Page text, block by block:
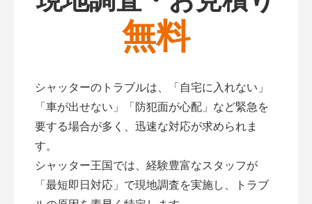
無料
シャッターのトラブルは、「自宅に入れない」
「車が出せない」「防犯面が心配」など緊急を
要する場合が多く、迅速な対応が求められま
す。
シャッター王国では、経験豊富なスタッフが
「最短即日対応」で現地調査を実施し、トラブ